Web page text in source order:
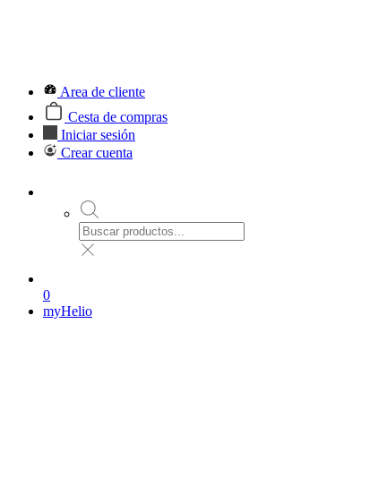
Area de cliente
Cesta de compras
Iniciar sesión
Crear cuenta
0
myHelio